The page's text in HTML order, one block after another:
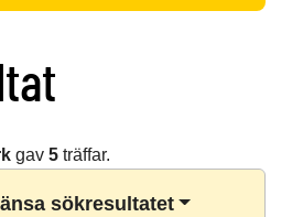
gav 5träffar.
sökresultatet